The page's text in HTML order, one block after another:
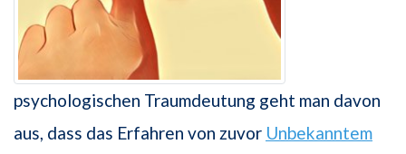
psychologischen Traumdeutung geht man davon
aus, dass das Erfahren von zuvor Unbekanntem